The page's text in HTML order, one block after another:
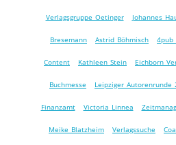
Verlagsgruppe Oetinger Johannes
Bresemann Astrid Böhmisch 4pub
Content Kathleen Stein Eichborn
Buchmesse Leipziger Autorenrunde
Finanzamt Victoria Linnea
Meike Blatzheim Verlagssuche